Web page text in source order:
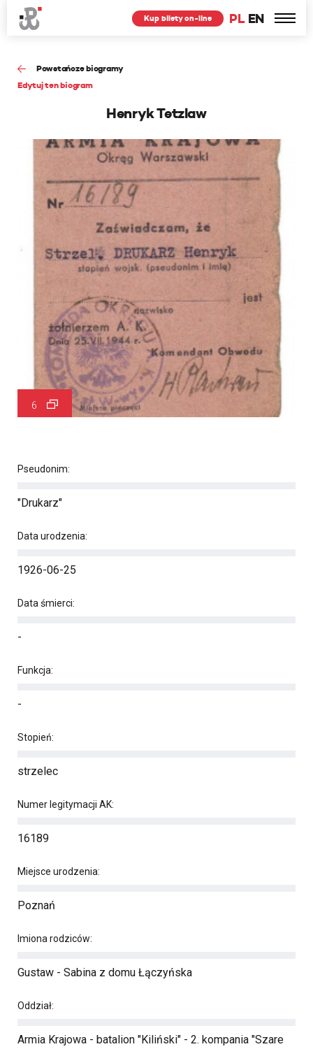
PL EN
Kup bilety on-line
Powstańcze biogramy
Edytuj ten biogram
Henryk Tetzlaw
6
Pseudonim:
"Drukarz"
Data urodzenia:
1926-06-25
Data śmierci:
-
Funkcja:
-
Stopień:
strzelec
Numer legitymacji AK:
16189
Miejsce urodzenia:
Poznań
Imiona rodziców:
Gustaw - Sabina z domu Łączyńska
Oddział:
Armia Krajowa - batalion "Kiliński" - 2. kompania "Szare